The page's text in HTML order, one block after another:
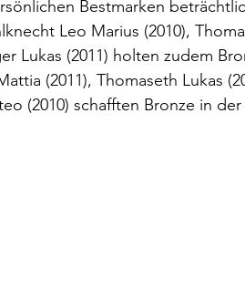
Bestmarken
Leo Marius (2010),
Lukas (2011) holten zudem
(2011), Thomaseth Lukas
(2010) schafften Bronze in der